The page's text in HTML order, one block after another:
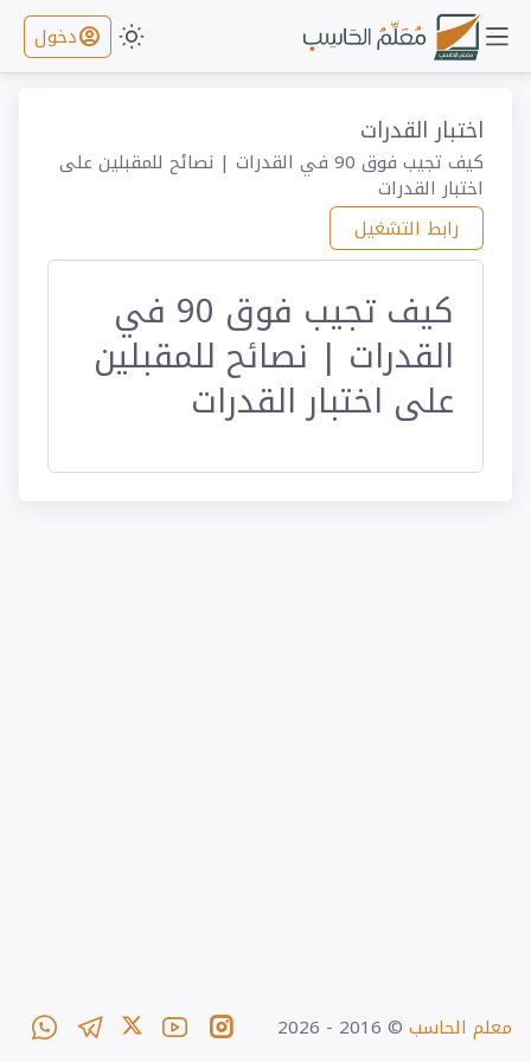
دخول
اختبار القدرات
كيف تجيب فوق 90 في القدرات | نصائح للمقبلين على
اختبار القدرات
رابط التشغيل
كيف تجيب فوق 90 في
القدرات | نصائح للمقبلين
على اختبار القدرات
معلم الحاسب © 2016 -
2026